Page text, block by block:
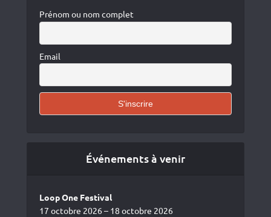
Prénom ou nom complet
Email
Événements à venir
Loop One Festival
17 octobre 2026 – 18 octobre 2026